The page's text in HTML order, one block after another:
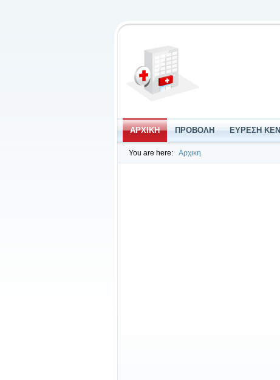
ΑΡΧΙΚΗ ΠΡΟΒΟΛΗ ΕΥΡΕΣΗ ΚΕΝ
You are here: Αρχικη